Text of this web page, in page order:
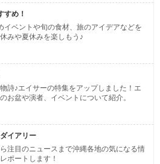
すめ！
イベントや旬の食材、旅のアイデアなどを
みや夏休みを楽しもう♪
詩♪エイサーの特集をアップしました！エ
お盆や演者、イベントについて紹介。
イアリー
注目のニュースまで沖縄各地の気になる情
ポートします！